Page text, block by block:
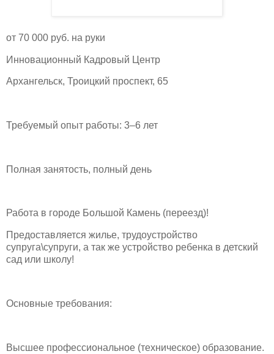
от 70 000 руб. на руки
Инновационный Кадровый Центр
Архангельск, Троицкий проспект, 65
Требуемый опыт работы: 3–6 лет
Полная занятость, полный день
Работа в городе Большой Камень (переезд)!
Предоставляется жилье, трудоустройство
супруга\супруги, а так же устройство ребенка в детский
сад или школу!
Основные требования:
Высшее профессиональное (техническое) образование.